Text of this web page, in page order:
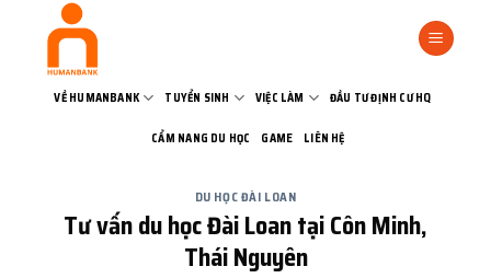
VỀ HUMANBANK TUYỂN SINH VIỆC LÀM ĐẦU TƯ ĐỊNH CƯ HQ
CẨM NANG DU HỌC GAME LIÊN HỆ
DU HỌC ĐÀI LOAN
Tư vấn du học Đài Loan tại Côn Minh,
Thái Nguyên